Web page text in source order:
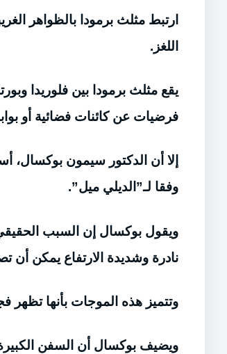
ارتبط مثلث برمودا بالظواهر
اللغز.
يقع مثلث برمودا بين فلوريدا
فرضيات عن كائنات فضائية أو
إلا أن الدكتور سيمون بوكسال،
وفقا لـ”الديلي ميل”.
ويقول بوكسال إن السبب
نادرة وشديدة الارتفاع يمكن أن تصل إلى 30 مترًا، أي ضعف حجم
وتتميز هذه الموجات بأنها تظهر
ويضيف بوكسال أن السفن الكبيرة